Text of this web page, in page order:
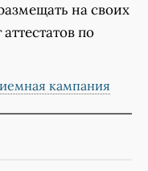
на своих
по
кампания